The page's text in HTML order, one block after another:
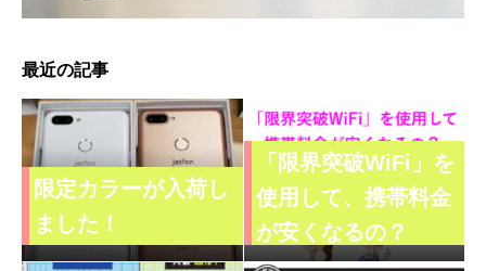
最近の記事
限定カラーが入荷し
ました！
「限界突破WiFi」を
使用して、携帯料金
が安くなるの？